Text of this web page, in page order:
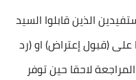
الذين قابلوا السيد
على (قبول إعتراض) او (رد
لاحقا حين توفر